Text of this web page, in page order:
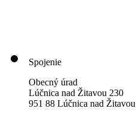
Spojenie
Obecný úrad
Lúčnica nad Žitavou 230
951 88 Lúčnica nad Žitavou